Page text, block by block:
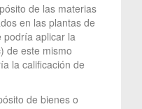
de las materias
en las plantas de
podría aplicar la
de este mismo
la calificación de
de bienes o